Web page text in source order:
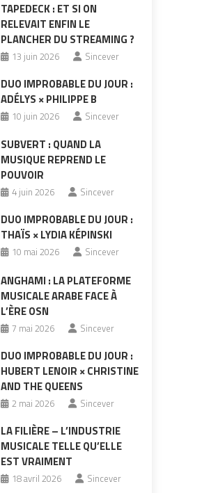
TAPEDECK : ET SI ON
RELEVAIT ENFIN LE
PLANCHER DU STREAMING ?
13 juin 2026 Sincever
DUO IMPROBABLE DU JOUR :
ADÉLYS × PHILIPPE B
10 juin 2026 Sincever
SUBVERT : QUAND LA
MUSIQUE REPREND LE
POUVOIR
4 juin 2026 Sincever
DUO IMPROBABLE DU JOUR :
THAÏS × LYDIA KÉPINSKI
10 mai 2026 Sincever
ANGHAMI : LA PLATEFORME
MUSICALE ARABE FACE À
L’ÈRE OSN
7 mai 2026 Sincever
DUO IMPROBABLE DU JOUR :
HUBERT LENOIR × CHRISTINE
AND THE QUEENS
2 mai 2026 Sincever
LA FILIÈRE – L’INDUSTRIE
MUSICALE TELLE QU’ELLE
EST VRAIMENT
18 avril 2026 Sincever